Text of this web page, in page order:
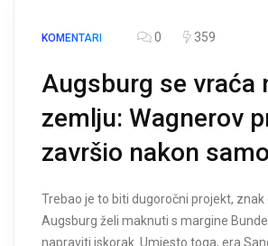
KOMENTARI 0 359
Augsburg se vraća
zemlju: Wagnerov
završio nakon
Trebao je to biti dugoročni projekt, znak
Augsburg želi maknuti s margine
napraviti iskorak. Umjesto toga, era